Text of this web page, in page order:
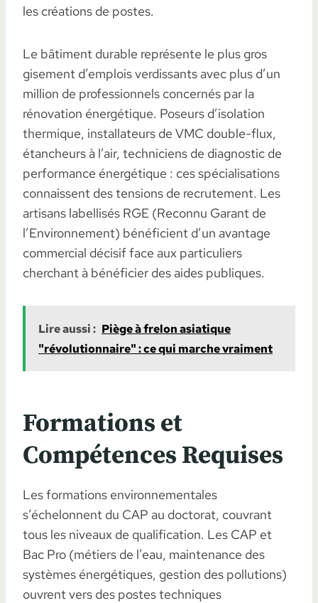
les créations de postes.
Le bâtiment durable représente le plus gros
gisement d’emplois verdissants avec plus d’un
million de professionnels concernés par la
rénovation énergétique. Poseurs d’isolation
thermique, installateurs de VMC double-flux,
étancheurs à l’air, techniciens de diagnostic de
performance énergétique : ces spécialisations
connaissent des tensions de recrutement. Les
artisans labellisés RGE (Reconnu Garant de
l’Environnement) bénéficient d’un avantage
commercial décisif face aux particuliers
cherchant à bénéficier des aides publiques.
Lire aussi : Piège à frelon asiatique
"révolutionnaire" : ce qui marche vraiment
Formations et
Compétences Requises
Les formations environnementales
s’échelonnent du CAP au doctorat, couvrant
tous les niveaux de qualification. Les CAP et
Bac Pro (métiers de l’eau, maintenance des
systèmes énergétiques, gestion des pollutions)
ouvrent vers des postes techniques